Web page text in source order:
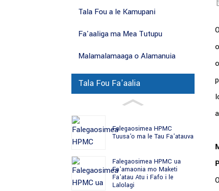
Tala Fou a le Kamupani
Fa'aaliga ma Mea Tutupu
Malamalamaaga o Alamanuia
Tala Fou Fa'aalia
Falegaosimea HPMC
Tuusa'o ma le Tau Fa'atauva
Falegaosimea HPMC ua
Fa'amaonia mo Maketi
Fa'atau Atu i Fafo i le
Lalolagi